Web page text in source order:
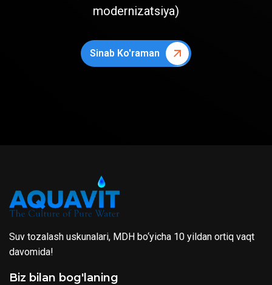
modernizatsiya)
Sinab Ko'raman
Suv tozalash uskunalari, MDH bo‘yicha 10 yildan ortiq vaqt
davomida!
Biz bilan bog'laning